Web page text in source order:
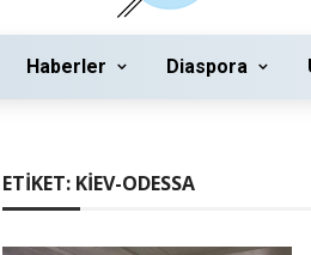
Haberler Diaspora
ETIKET: KIEV-ODESSA